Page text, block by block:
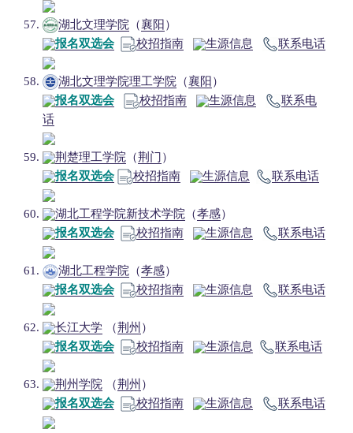
湖北文理学院 （襄阳 ）
报名双选会
校招指南 生源信息 联系电话
湖北文理学院理工学院 （襄阳 ）
报名双选会
校招指南 生源信息
联系电
话
荆楚理工学院 （荆门 ）
报名双选会
校招指南 生源信息 联系电话
湖北工程学院新技术学院 （孝感）
报名双选会
校招指南 生源信息 联系电话
湖北工程学院 （孝感）
报名双选会
校招指南 生源信息 联系电话
长江大学 （荆州 ）
报名双选会
校招指南 生源信息 联系电话
荆州学院 （荆州 ）
报名双选会
校招指南 生源信息 联系电话